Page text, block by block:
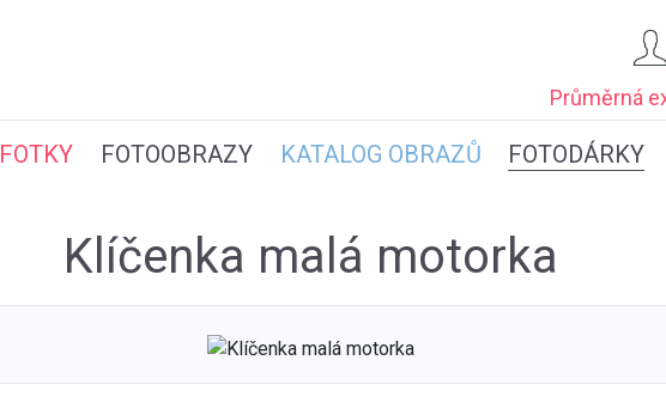
Průměrná
FOTKY FOTOOBRAZY KATALOG OBRAZŮ FOTODÁRKY
Klíčenka malá motorka